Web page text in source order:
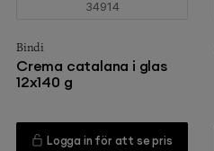
34914
Bindi
Crema catalana i glas
12x140 g
Logga in för att se pris